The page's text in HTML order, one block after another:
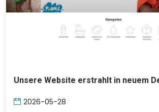
Unsere Website erstrahlt in neuem
2026-05-28